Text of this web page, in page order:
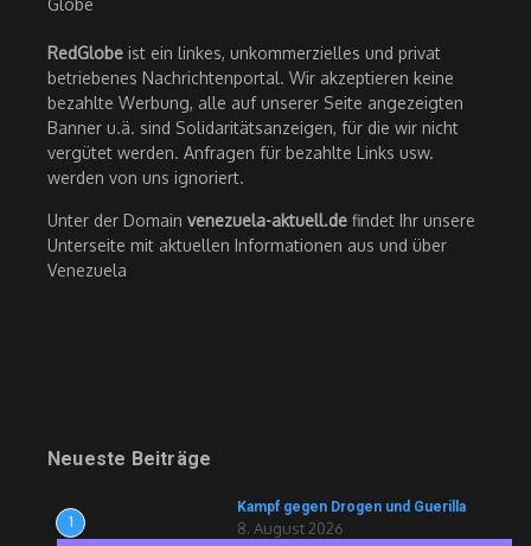
RedGlobe ist ein linkes, unkommerzielles und privat
betriebenes Nachrichtenportal. Wir akzeptieren keine
bezahlte Werbung, alle auf unserer Seite angezeigten
Banner u.ä. sind Solidaritätsanzeigen, für die wir nicht
vergütet werden. Anfragen für bezahlte Links usw.
werden von uns ignoriert.
Unter der Domain venezuela-aktuell.de findet Ihr unsere
Unterseite mit aktuellen Informationen aus und über
Venezuela
Neueste Beiträge
1
Kampf gegen Drogen und Guerilla
8. August 2026